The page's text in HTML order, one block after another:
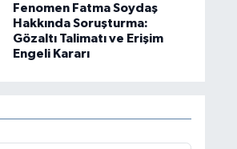
Fenomen Fatma Soydaş
Hakkında Soruşturma:
Gözaltı Talimatı ve Erişim
Engeli Kararı